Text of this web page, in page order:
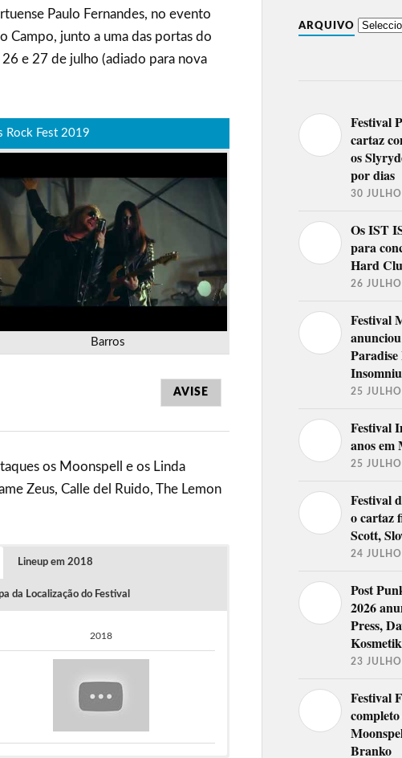
Paulo Fernandes, no evento
Campo, junto a uma das portas do
26 e 27 de julho (adiado para nova
Rock Fest 2019
Barros
AVISE
os Moonspell e os Linda
Zeus, Calle del Ruido, The Lemon
Lineup em 2018
da Localização do Festival
2018
ARQUIVO
Festival
cartaz
os
por dias
30
Os IST
para
Hard
26
Festival
25
Festival
anos em
25
Festival
o cartaz
Scott,
24
Post
2026
Press,
23
Festival
Branko